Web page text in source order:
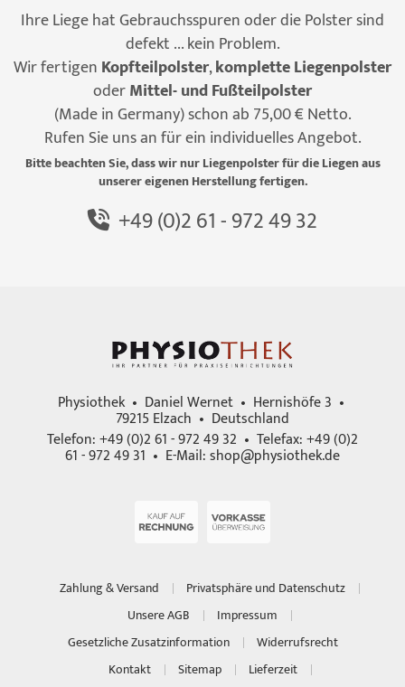
Ihre Liege hat Gebrauchsspuren oder die Polster sind
defekt ... kein Problem.
Wir fertigen Kopfteilpolster,komplette Liegenpolster
oderMittel- und Fußteilpolster
(Made in Germany) schon ab 75,00 € Netto.
Rufen Sie uns an für ein individuelles Angebot.
Bitte beachten Sie, dass wir nur Liegenpolster für die Liegen aus
unserer eigenen Herstellung fertigen.
+49 (0)2 61 - 972 49 32
Physiothek • Daniel Wernet • Hernishöfe 3 •
79215 Elzach • Deutschland
Telefon: +49 (0)2 61 - 972 49 32 • Telefax: +49 (0)2
61 - 972 49 31 • E-Mail:shop@physiothek.de
Zahlung & Versand
Privatsphäre und Datenschutz
Unsere AGB
Impressum
Gesetzliche Zusatzinformation
Widerrufsrecht
Kontakt
Sitemap
Lieferzeit